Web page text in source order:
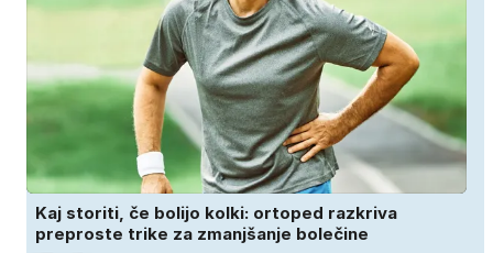
Kaj storiti, če bolijo kolki: ortoped razkriva
preproste trike za zmanjšanje bolečine